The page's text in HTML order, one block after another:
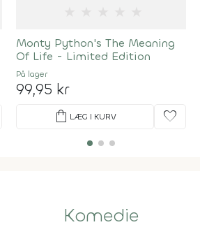
Monty Python's The Meaning
Of Life - Limited Edition
På lager
99,95 kr
shopping_bag LÆG I KURV favorite
Komedie